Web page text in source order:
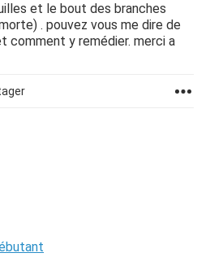
et le bout des branches
. pouvez vous me dire de
comment y remédier. merci a